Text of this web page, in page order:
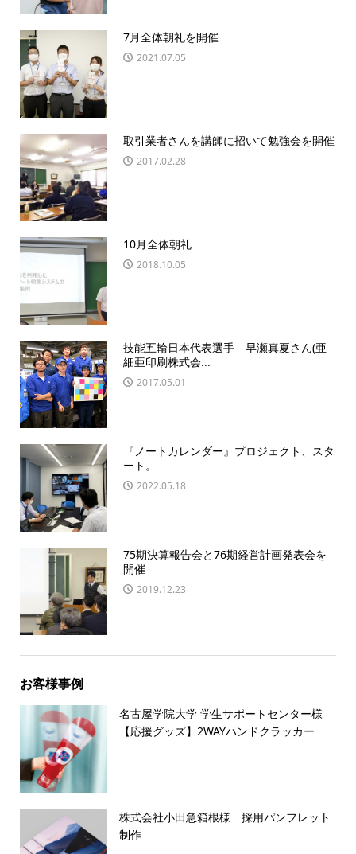
7月全体朝礼を開催
2021.07.05
取引業者さんを講師に招いて勉強会を開催
2017.02.28
10月全体朝礼
2018.10.05
技能五輪日本代表選手 早瀬真夏さん(亜
細亜印刷株式会...
2017.05.01
『ノートカレンダー』プロジェクト、スタ
ート。
2022.05.18
75期決算報告会と76期経営計画発表会を
開催
2019.12.23
お客様事例
名古屋学院大学 学生サポートセンター様
【応援グッズ】2WAYハンドクラッカー
株式会社小田急箱根様 採用パンフレット
制作